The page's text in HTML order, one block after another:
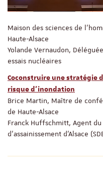
Maison des sciences de
Haute-Alsace
Yolande Vernaudon,
essais nucléaires
Coconstruire une stratégie
risque d’inondation
Brice Martin, Maître de
de Haute-Alsace
Franck Huffschmitt, Agent
d’assainissement d’Alsace